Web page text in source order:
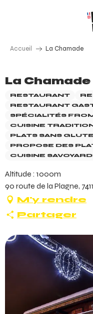
Accueil La Chamade
La Chamade
RESTAURANT
RESTAURANT
SPÉCIALITÉS
CUISINE
PLATS SANS
PROPOSE DES
CUISINE
Altitude : 1000m
90 route de la Plagne,
M'y rendre
Partager